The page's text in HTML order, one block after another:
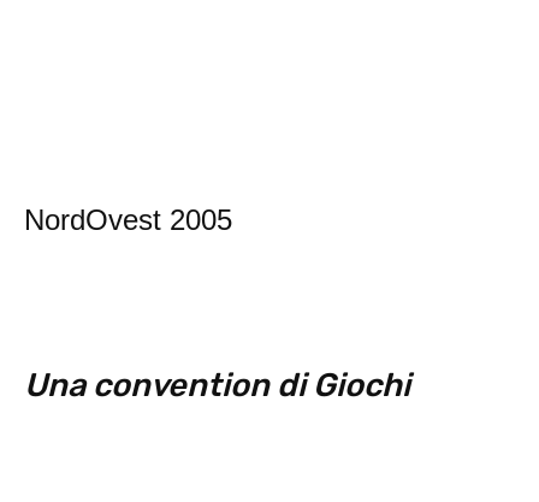
NordOvest 2005
Una convention di Giochi